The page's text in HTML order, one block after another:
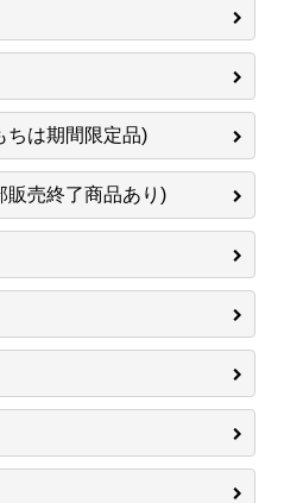
ちは期間限定品)
販売終了商品あり)